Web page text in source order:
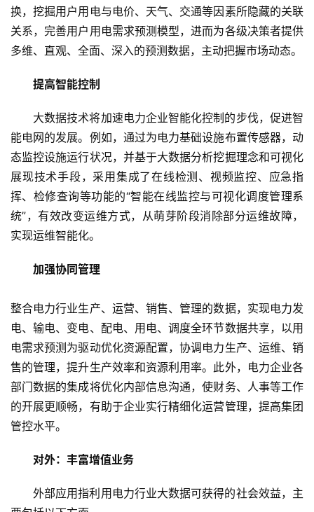
换，挖掘用户用电与电价、天气、交通等因素所隐藏的关联
关系，完善用户用电需求预测模型，进而为各级决策者提供
多维、直观、全面、深入的预测数据，主动把握市场动态。
提高智能控制
大数据技术将加速电力企业智能化控制的步伐，促进智
能电网的发展。例如，通过为电力基础设施布置传感器，动
态监控设施运行状况，并基于大数据分析挖掘理念和可视化
展现技术手段，采用集成了在线检测、视频监控、应急指
挥、检修查询等功能的“智能在线监控与可视化调度管理系
统”，有效改变运维方式，从萌芽阶段消除部分运维故障，
实现运维智能化。
加强协同管理
整合电力行业生产、运营、销售、管理的数据，实现电力发
电、输电、变电、配电、用电、调度全环节数据共享，以用
电需求预测为驱动优化资源配置，协调电力生产、运维、销
售的管理，提升生产效率和资源利用率。此外，电力企业各
部门数据的集成将优化内部信息沟通，使财务、人事等工作
的开展更顺畅，有助于企业实行精细化运营管理，提高集团
管控水平。
对外：丰富增值业务
外部应用指利用电力行业大数据可获得的社会效益，主